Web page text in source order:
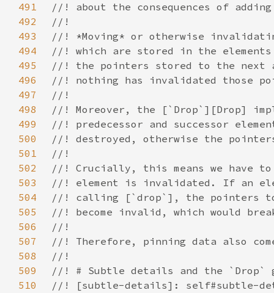
491
492
493
494
495
496
497
498
499
500
501
502
503
504
505
506
507
508
509
510